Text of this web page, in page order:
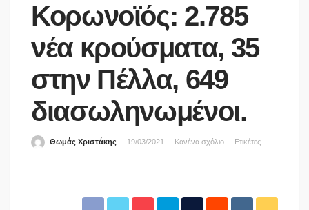
Κορωνοϊός: 2.785
νέα κρούσματα, 35
στην Πέλλα, 649
διασωληνωμένοι.
Θωμάς Χριστάκης 19/03/2021 Κανένα σχόλιο Ετικέτες